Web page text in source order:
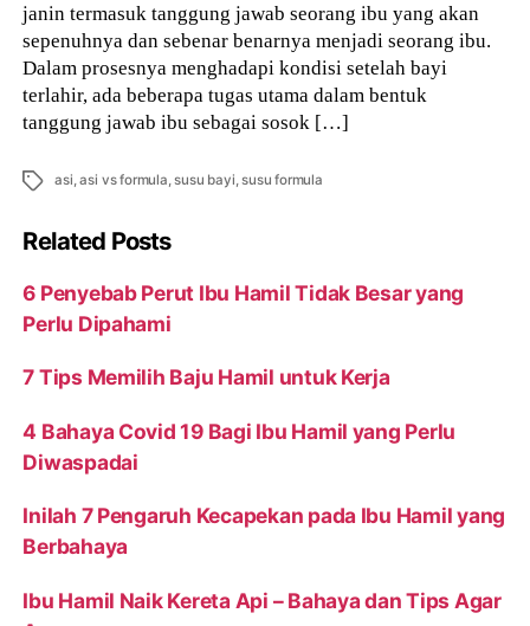
janin termasuk tanggung jawab seorang ibu yang akan
sepenuhnya dan sebenar benarnya menjadi seorang ibu.
Dalam prosesnya menghadapi kondisi setelah bayi
terlahir, ada beberapa tugas utama dalam bentuk
tanggung jawab ibu sebagai sosok […]
Tags asi,asi vs formula,susu bayi,susu formula
Related Posts
6 Penyebab Perut Ibu Hamil Tidak Besar yang
Perlu Dipahami
7 Tips Memilih Baju Hamil untuk Kerja
4 Bahaya Covid 19 Bagi Ibu Hamil yang Perlu
Diwaspadai
Inilah 7 Pengaruh Kecapekan pada Ibu Hamil yang
Berbahaya
Ibu Hamil Naik Kereta Api – Bahaya dan Tips Agar